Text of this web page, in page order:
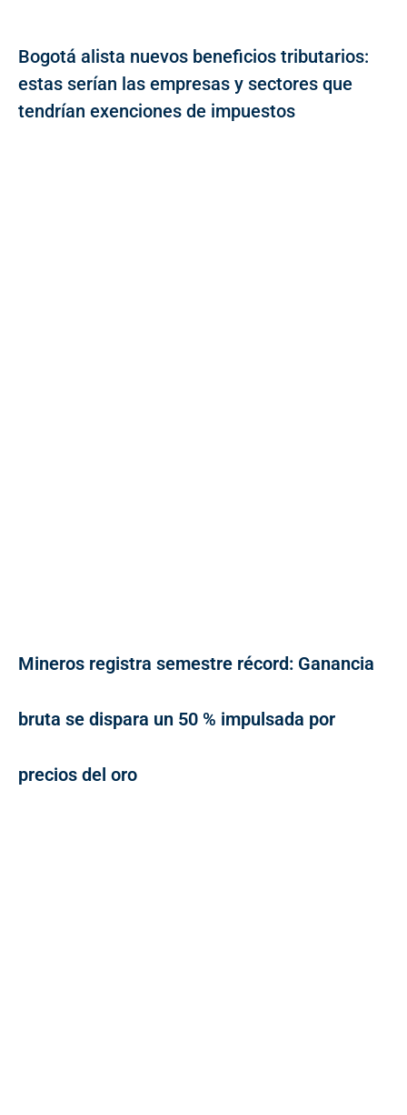
Bogotá alista nuevos beneficios tributarios:
estas serían las empresas y sectores que
tendrían exenciones de impuestos
Mineros registra semestre récord: Ganancia
bruta se dispara un 50 % impulsada por
precios del oro